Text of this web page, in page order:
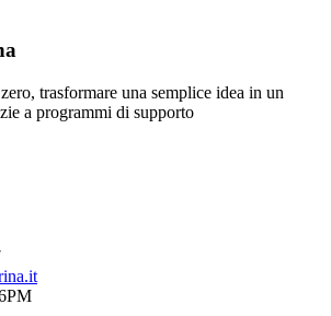
trasformare una semplice idea in un
a programmi di supporto